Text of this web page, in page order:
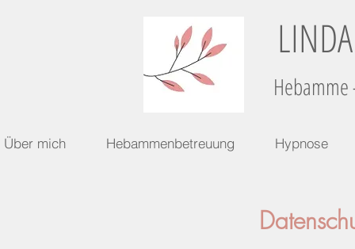
Hebamme
Über mich Hebammenbetreuung Hypnose